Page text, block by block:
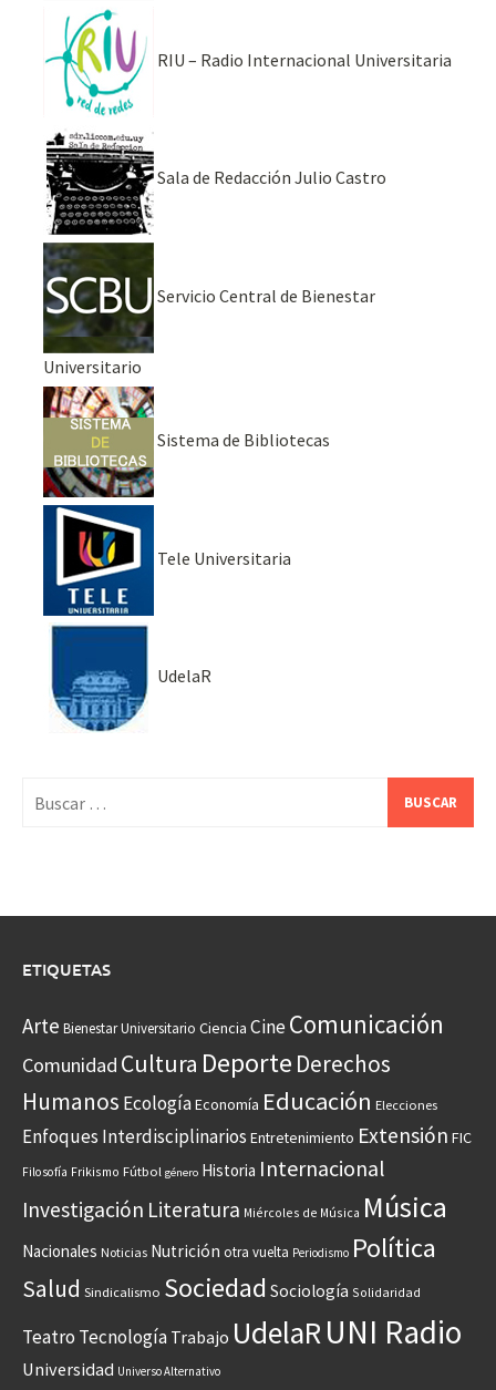
RIU – Radio Internacional Universitaria
Sala de Redacción Julio Castro
Servicio Central de Bienestar
Universitario
Sistema de Bibliotecas
Tele Universitaria
UdelaR
ETIQUETAS
Arte Bienestar Universitario Ciencia CineComunicación
Comunidad Cultura Deporte Derechos
Humanos EcologíaEconomía Educación Elecciones
Enfoques Interdisciplinarios Entretenimiento Extensión FIC
Filosofía Frikismo Fútbol género Historia Internacional
Investigación Literatura Miércoles de Música Música
Nacionales Noticias Nutrición otra vuelta Periodismo Política
Salud Sindicalismo Sociedad Sociología Solidaridad
Teatro Tecnología Trabajo UdelaRUNI Radio
Universidad Universo Alternativo